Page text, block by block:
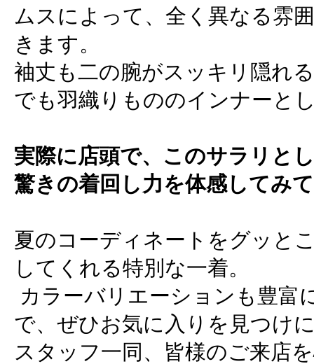
ムスによって、全く異なる雰
きます。
袖丈も二の腕がスッキリ隠れ
でも羽織りもののインナーと
実際に店頭で、このサラリと
驚きの着回し力を体感してみ
夏のコーディネートをグッと
してくれる特別な一着。
カラーバリエーションも豊富
で、ぜひお気に入りを見つけ
スタッフ一同、皆様のご来店